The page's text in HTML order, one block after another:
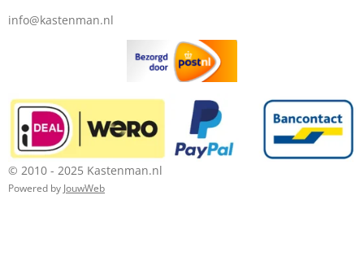
info@kastenman.nl
© 2010 - 2025 Kastenman.nl
Powered by JouwWeb